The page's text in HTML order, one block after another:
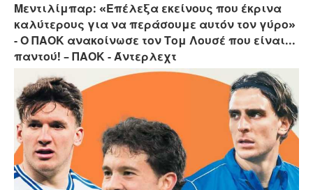
Μεντιλίμπαρ: «Επέλεξα εκείνους που έκρινα
καλύτερους για να περάσουμε αυτόν τον γύρο»
- Ο ΠΑΟΚ ανακοίνωσε τον Τομ Λουσέ που είναι...
παντού! – ΠΑΟΚ - Άντερλεχτ